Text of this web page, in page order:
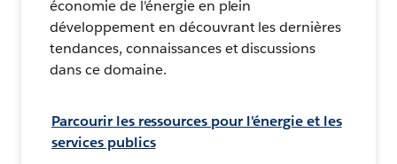
économie de l'énergie en plein
développement en découvrant les dernières
tendances, connaissances et discussions
dans ce domaine.
Parcourir les ressources pour l'énergie et les
services publics